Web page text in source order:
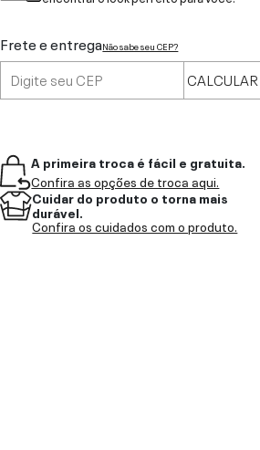
Frete e entregaNão sabe seu CEP?
CALCULAR
A primeira troca é fácil e gratuita.
Confira as opções de troca aqui.
Cuidar do produto o torna mais
durável.
Confira os cuidados com o produto.